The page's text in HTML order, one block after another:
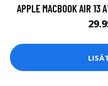
APPLE MACBOOK AIR 13